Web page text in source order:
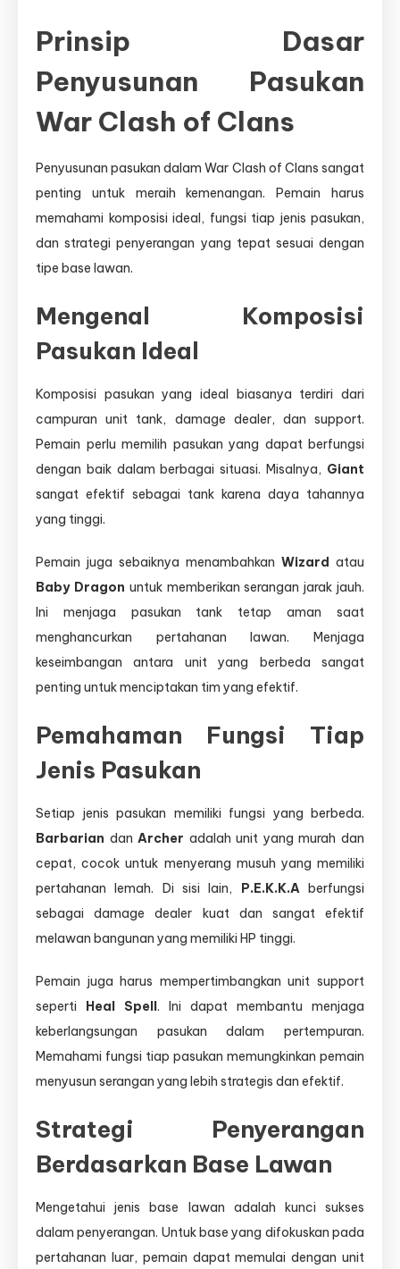
Prinsip Dasar
Penyusunan Pasukan
War Clash of Clans
Penyusunan pasukan dalam War Clash of Clans sangat
penting untuk meraih kemenangan. Pemain harus
memahami komposisi ideal, fungsi tiap jenis pasukan,
dan strategi penyerangan yang tepat sesuai dengan
tipe base lawan.
Mengenal Komposisi
Pasukan Ideal
Komposisi pasukan yang ideal biasanya terdiri dari
campuran unit tank, damage dealer, dan support.
Pemain perlu memilih pasukan yang dapat berfungsi
dengan baik dalam berbagai situasi. Misalnya, Giant
sangat efektif sebagai tank karena daya tahannya
yang tinggi.
Pemain juga sebaiknya menambahkan Wizard atau
Baby Dragon untuk memberikan serangan jarak jauh.
Ini menjaga pasukan tank tetap aman saat
menghancurkan pertahanan lawan. Menjaga
keseimbangan antara unit yang berbeda sangat
penting untuk menciptakan tim yang efektif.
Pemahaman Fungsi Tiap
Jenis Pasukan
Setiap jenis pasukan memiliki fungsi yang berbeda.
Barbarian danArcher adalah unit yang murah dan
cepat, cocok untuk menyerang musuh yang memiliki
pertahanan lemah. Di sisi lain, P.E.K.K.Aberfungsi
sebagai damage dealer kuat dan sangat efektif
melawan bangunan yang memiliki HP tinggi.
Pemain juga harus mempertimbangkan unit support
seperti Heal Spell. Ini dapat membantu menjaga
keberlangsungan pasukan dalam pertempuran.
Memahami fungsi tiap pasukan memungkinkan pemain
menyusun serangan yang lebih strategis dan efektif.
Strategi Penyerangan
Berdasarkan Base Lawan
Mengetahui jenis base lawan adalah kunci sukses
dalam penyerangan. Untuk base yang difokuskan pada
pertahanan luar, pemain dapat memulai dengan unit